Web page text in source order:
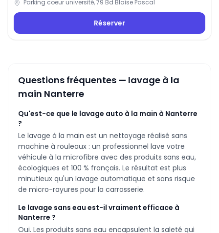
Parking coeur université, 79 Bd Blaise Pascal
Réserver
Questions fréquentes — lavage à la
main Nanterre
Qu'est-ce que le lavage auto à la main à Nanterre
?
Le lavage à la main est un nettoyage réalisé sans
machine à rouleaux : un professionnel lave votre
véhicule à la microfibre avec des produits sans eau,
écologiques et 100 % français. Le résultat est plus
minutieux qu'un lavage automatique et sans risque
de micro-rayures pour la carrosserie.
Le lavage sans eau est-il vraiment efficace à
Nanterre ?
Oui. Les produits sans eau encapsulent la saleté qui